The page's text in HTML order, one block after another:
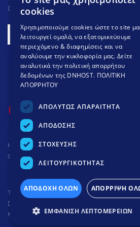
αγορά.
H σύνδεση στην ιστοσελίδα προστατεύεται
ασφαλείας και κρυπτογράφηση 256 bit.
Το site προστατεύεται από δικαιώματα
DNHOST IKE | ΕΥΜΟΛΠΙΔΩΝ 23 ΑΘΗΝΑ
ΚΑΤΑΒΛΗΘΕΝ ΚΕΦΑΛΑΙΟ 15.000€.
cookies
Χρησιμοποιούμε cookies ώστε το site
λειτουργεί ομαλά, να εξατομικεύουμε
περιεχόμενο & διαφημίσεις και να
αναλύουμε την κυκλοφορία μας. Δείτε
αναλυτικά την πολιτική απορρήτου
δεδομένων της DNHOST. ΠΟΛΙΤΙΚΗ
ΑΠΟΡΡΗΤΟΥ
ΑΠΟΛΥΤΩΣ ΑΠΑΡΑΙΤΗΤΑ
ΑΠΟΔΟΣΗΣ
ΣΤΟΧΕΥΣΗΣ
ΛΕΙΤΟΥΡΓΙΚΟΤΗΤΑΣ
ΑΠΟΔΟΧΗ ΟΛΩΝ ΑΠΟΡΡΙΨΗ
ΕΜΦΑΝΙΣΗ ΛΕΠΤΟΜΕΡΕΙΩΝ